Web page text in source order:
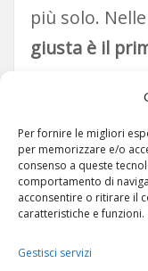
Per fornire le migliori
per memorizzare e/o
consenso a queste
comportamento di
acconsentire o ritirare il
caratteristiche e funzioni.
Gestisci servizi
più solo.
giusta è il
differenza tra